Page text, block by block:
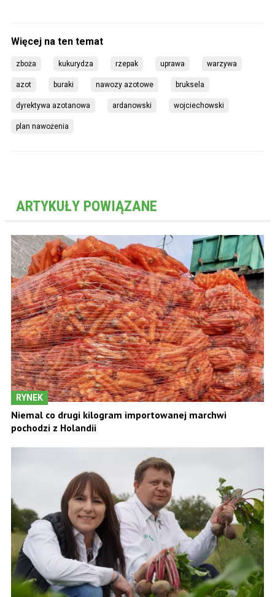
zboża kukurydza rzepak uprawa warzywa
azot buraki nawozy azotowe bruksela
dyrektywa azotanowa ardanowski wojciechowski
plan nawożenia
ARTYKUŁY POWIĄZANE
RYNEK
Niemal co drugi kilogram importowanej marchwi
pochodzi z Holandii